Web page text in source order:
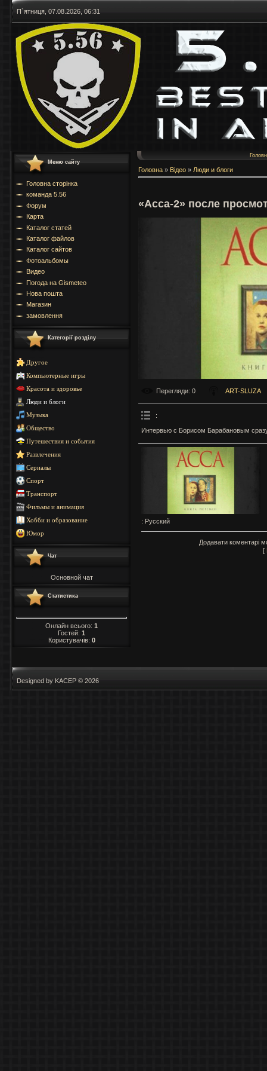
П`ятниця, 07.08.2026, 06:31
Меню сайту
Головна сторінка
команда 5.56
Форум
Карта
Каталог статей
Каталог файлов
Каталог сайтов
Фотоальбомы
Видео
Погода на Gismeteo
Нова пошта
Магазин
замовлення
Категорії розділу
Другое
Компьютерные игры
Красота и здоровье
Люди и блоги
Музыка
Общество
Путешествия и события
Развлечения
Сериалы
Спорт
Транспорт
Фильмы и анимация
Хобби и образование
Юмор
Чат
Основной чат
Статистика
Онлайн всього: 1
Гостей: 1
Користувачів: 0
Головна » Відео » Люди и блоги
«Асса-2» после
Перегляди: 0 ART-SLUZA
:
Интервью с Борисом Барабановым
: Русский
Додавати коментарі
[
Designed by KACEP © 2026